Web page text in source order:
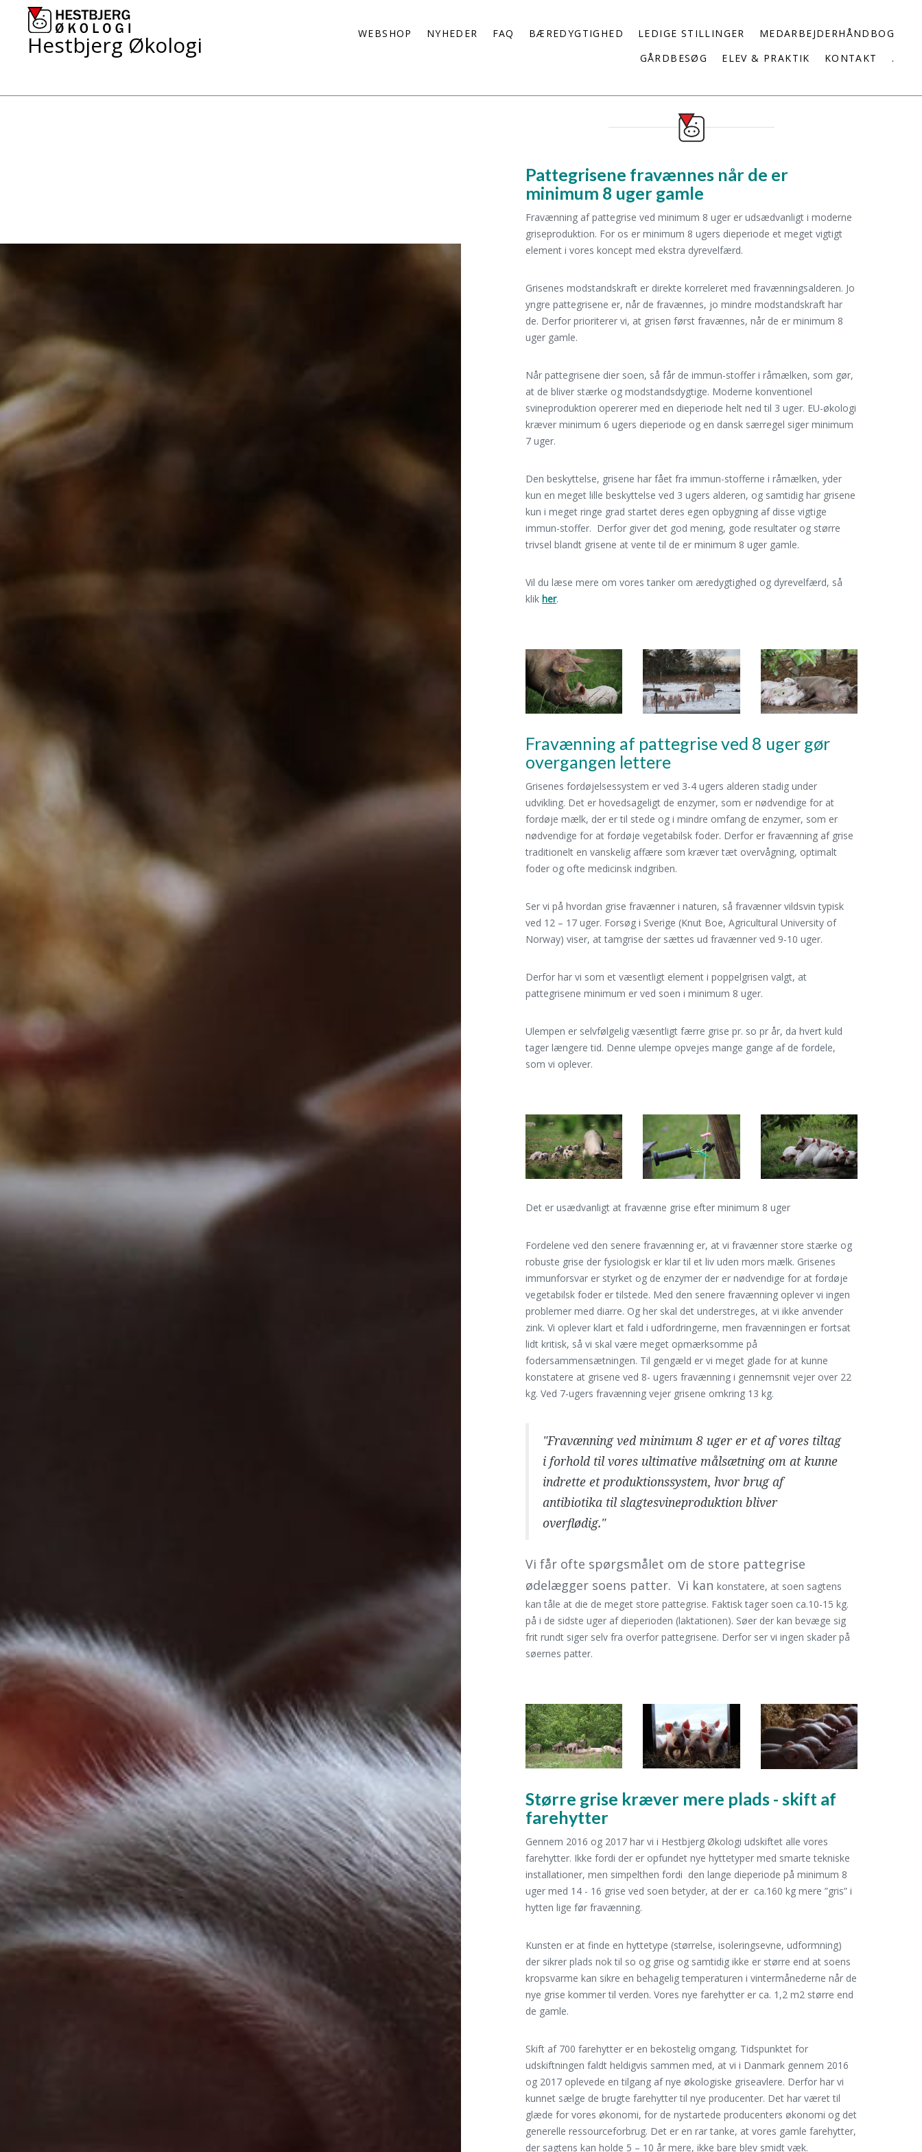
contentHestbjerg Økologi WEBSHOP NYHEDER FAQ BÆREDYGTIGHED LEDIGE STILLINGER
MEDARBEJDERHÅNDBOG
GÅRDBESØG
ELEV & PRAKTIK KONTAKT .
Pattegrisene fravænnes når de er
minimum 8 uger gamle
Fravænning af pattegrise ved minimum 8 uger er udsædvanligt i moderne
griseproduktion. For os er minimum 8 ugers dieperiode et meget vigtigt
element i vores koncept med ekstra dyrevelfærd.
Grisenes modstandskraft er direkte korreleret med fravænningsalderen. Jo
yngre pattegrisene er, når de fravænnes, jo mindre modstandskraft har
de. Derfor prioriterer vi, at grisen først fravænnes, når de er minimum 8
uger gamle.
Når pattegrisene dier soen, så får de immun-stoffer i råmælken, som gør,
at de bliver stærke og modstandsdygtige. Moderne konventionel
svineproduktion opererer med en dieperiode helt ned til 3 uger. EU-økologi
kræver minimum 6 ugers dieperiode og en dansk særregel siger minimum
7 uger.
Den beskyttelse, grisene har fået fra immun-stofferne i råmælken, yder
kun en meget lille beskyttelse ved 3 ugers alderen, og samtidig har grisene
kun i meget ringe grad startet deres egen opbygning af disse vigtige
immun-stoffer. Derfor giver det god mening, gode resultater og større
trivsel blandt grisene at vente til de er minimum 8 uger gamle.
Vil du læse mere om vores tanker om æredygtighed og dyrevelfærd, så
klikher.
Fravænning af pattegrise ved 8 uger gør
overgangen lettere
Grisenes fordøjelsessystem er ved 3-4 ugers alderen stadig under
udvikling. Det er hovedsageligt de enzymer, som er nødvendige for at
fordøje mælk, der er til stede og i mindre omfang de enzymer, som er
nødvendige for at fordøje vegetabilsk foder. Derfor er fravænning af grise
traditionelt en vanskelig affære som kræver tæt overvågning, optimalt
foder og ofte medicinsk indgriben.
Ser vi på hvordan grise fravænner i naturen, så fravænner vildsvin typisk
ved 12 – 17 uger. Forsøg i Sverige (Knut Boe, Agricultural University of
Norway) viser, at tamgrise der sættes ud fravænner ved 9-10 uger.
Derfor har vi som et væsentligt element i poppelgrisen valgt, at
pattegrisene minimum er ved soen i minimum 8 uger.
Ulempen er selvfølgelig væsentligt færre grise pr. so pr år, da hvert kuld
tager længere tid. Denne ulempe opvejes mange gange af de fordele,
som vi oplever.
Det er usædvanligt at fravænne grise efter minimum 8 uger
Fordelene ved den senere fravænning er, at vi fravænner store stærke og
robuste grise der fysiologisk er klar til et liv uden mors mælk. Grisenes
immunforsvar er styrket og de enzymer der er nødvendige for at fordøje
vegetabilsk foder er tilstede. Med den senere fravænning oplever vi ingen
problemer med diarre. Og her skal det understreges, at vi ikke anvender
zink. Vi oplever klart et fald i udfordringerne, men fravænningen er fortsat
lidt kritisk, så vi skal være meget opmærksomme på
fodersammensætningen. Til gengæld er vi meget glade for at kunne
konstatere at grisene ved 8- ugers fravænning i gennemsnit vejer over 22
kg. Ved 7-ugers fravænning vejer grisene omkring 13 kg.
"Fravænning ved minimum 8 uger er et af vores tiltag
i forhold til vores ultimative målsætning om at kunne
indrette et produktionssystem, hvor brug af
antibiotika til slagtesvineproduktion bliver
overflødig."
Vi får ofte spørgsmålet om de store pattegrise
ødelægger soens patter. Vi kankonstatere, at soen sagtens
kan tåle at die de meget store pattegrise. Faktisk tager soen ca.10-15 kg.
på i de sidste uger af dieperioden (laktationen). Søer der kan bevæge sig
frit rundt siger selv fra overfor pattegrisene. Derfor ser vi ingen skader på
søernes patter.
Større grise kræver mere plads - skift af
farehytter
Gennem 2016 og 2017 har vi i Hestbjerg Økologi udskiftet alle vores
farehytter. Ikke fordi der er opfundet nye hyttetyper med smarte tekniske
installationer, men simpelthen fordi den lange dieperiode på minimum 8
uger med 14 - 16 grise ved soen betyder, at der er ca.160 kg mere ”gris” i
hytten lige før fravænning.
Kunsten er at finde en hyttetype (størrelse, isoleringsevne, udformning)
der sikrer plads nok til so og grise og samtidig ikke er større end at soens
kropsvarme kan sikre en behagelig temperaturen i vintermånederne når de
nye grise kommer til verden. Vores nye farehytter er ca. 1,2 m2 større end
de gamle.
Skift af 700 farehytter er en bekostelig omgang. Tidspunktet for
udskiftningen faldt heldigvis sammen med, at vi i Danmark gennem 2016
og 2017 oplevede en tilgang af nye økologiske griseavlere. Derfor har vi
kunnet sælge de brugte farehytter til nye producenter. Det har været til
glæde for vores økonomi, for de nystartede producenters økonomi og det
generelle ressourceforbrug. Det er en rar tanke, at vores gamle farehytter,
der sagtens kan holde 5 – 10 år mere, ikke bare blev smidt væk.